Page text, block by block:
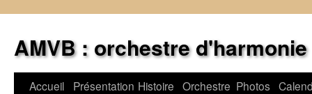
contenu
AMVB : orchestre d'harmonie
Accueil Présentation Histoire Orchestre Photos